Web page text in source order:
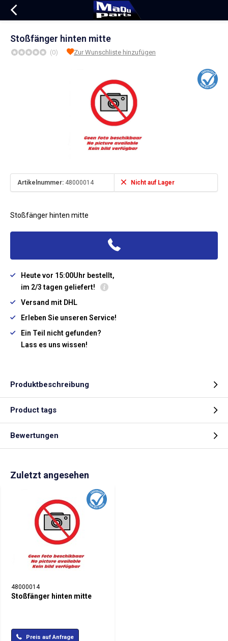
Stoßfänger hinten mitte
(0) Zur Wunschliste hinzufügen
Artikelnummer: 48000014 Nicht auf Lager
Stoßfänger hinten mitte
Heute vor 15:00Uhr bestellt,
im 2/3 tagen geliefert!
Versand mit DHL
Erleben Sie unseren Service!
Ein Teil nicht gefunden?
Lass es uns wissen!
Produktbeschreibung
Product tags
Bewertungen
Zuletzt angesehen
48000014
Stoßfänger hinten mitte
Preis auf Anfrage